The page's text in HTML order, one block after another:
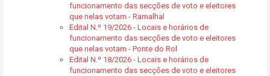
funcionamento das secções de voto e eleitores
que nelas votam - Ramalhal
Edital N.º 19/2026 - Locais e horários de
funcionamento das secções de voto e eleitores
que nelas votam - Ponte do Rol
Edital N.º 18/2026 - Locais e horários de
funcionamento das secções de voto e eleitores